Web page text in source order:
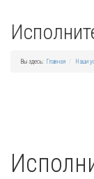
Вы здесь: Главная Наши